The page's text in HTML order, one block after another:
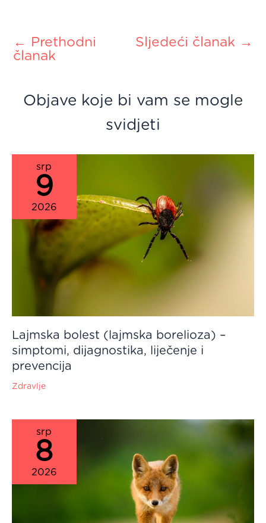
← Prethodni
članak
Sljedeći članak →
Objave koje bi vam se mogle
svidjeti
srp
9
2026
Lajmska bolest (lajmska borelioza) –
simptomi, dijagnostika, liječenje i
prevencija
Zdravlje
srp
8
2026